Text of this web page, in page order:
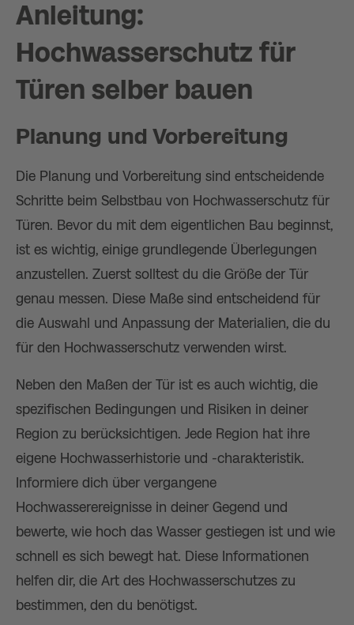
Anleitung:
Hochwasserschutz für
Türen selber bauen
Planung und Vorbereitung
Die Planung und Vorbereitung sind entscheidende
Schritte beim Selbstbau von Hochwasserschutz für
Türen. Bevor du mit dem eigentlichen Bau beginnst,
ist es wichtig, einige grundlegende Überlegungen
anzustellen. Zuerst solltest du die Größe der Tür
genau messen. Diese Maße sind entscheidend für
die Auswahl und Anpassung der Materialien, die du
für den Hochwasserschutz verwenden wirst.
Neben den Maßen der Tür ist es auch wichtig, die
spezifischen Bedingungen und Risiken in deiner
Region zu berücksichtigen. Jede Region hat ihre
eigene Hochwasserhistorie und -charakteristik.
Informiere dich über vergangene
Hochwasserereignisse in deiner Gegend und
bewerte, wie hoch das Wasser gestiegen ist und wie
schnell es sich bewegt hat. Diese Informationen
helfen dir, die Art des Hochwasserschutzes zu
bestimmen, den du benötigst.